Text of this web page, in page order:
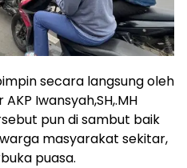
secara langsung oleh
Iwansyah,SH,.MH
pun di sambut baik
masyarakat sekitar,
puasa.